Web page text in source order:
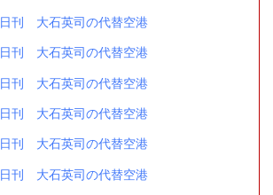
日刊 大石英司の代替空港
日刊 大石英司の代替空港
日刊 大石英司の代替空港
日刊 大石英司の代替空港
日刊 大石英司の代替空港
日刊 大石英司の代替空港